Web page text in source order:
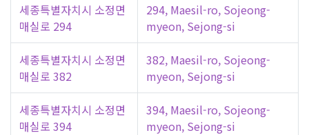
세종특별자치시 소정면
매실로 294
294, Maesil-ro, Sojeong-
myeon, Sejong-si
세종특별자치시 소정면
매실로 382
382, Maesil-ro, Sojeong-
myeon, Sejong-si
세종특별자치시 소정면
매실로 394
394, Maesil-ro, Sojeong-
myeon, Sejong-si